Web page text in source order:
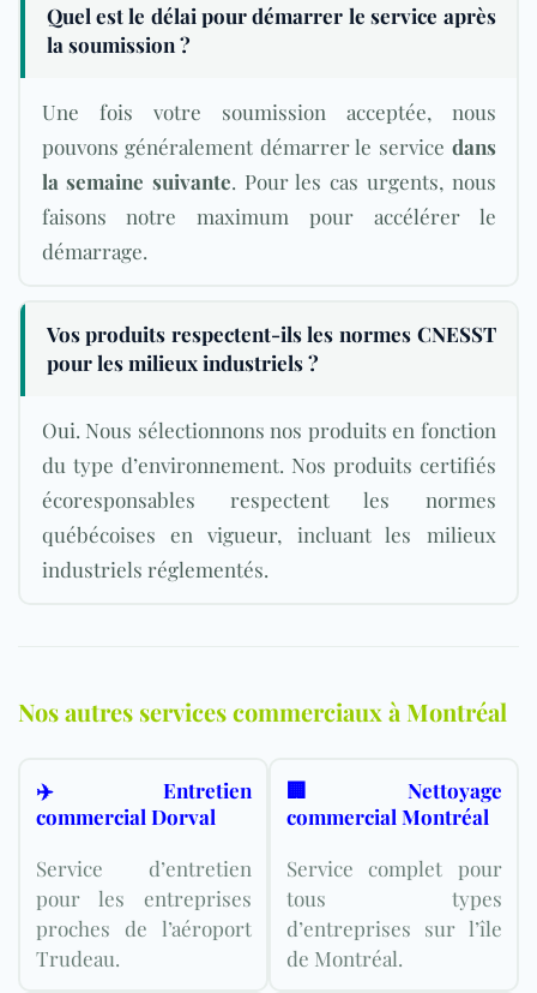
Quel est le délai pour démarrer le service après
la soumission ?
Une fois votre soumission acceptée, nous
pouvons généralement démarrer le service dans
la semaine suivante. Pour les cas urgents, nous
faisons notre maximum pour accélérer le
démarrage.
Vos produits respectent-ils les normes CNESST
pour les milieux industriels ?
Oui. Nous sélectionnons nos produits en fonction
du type d’environnement. Nos produits certifiés
écoresponsables respectent les normes
québécoises en vigueur, incluant les milieux
industriels réglementés.
Nos autres services commerciaux à Montréal
✈️ Entretien
commercial Dorval
Service d’entretien
pour les entreprises
proches de l’aéroport
Trudeau.
🏢 Nettoyage
commercial Montréal
Service complet pour
tous types
d’entreprises sur l’île
de Montréal.